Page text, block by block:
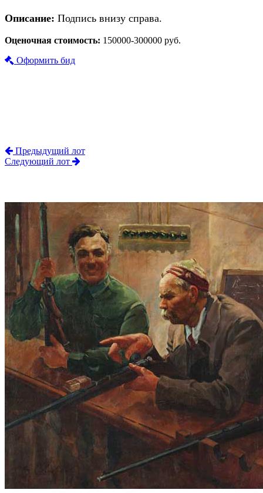
Описание: Подпись внизу справа.
Оценочная стоимость: 150000-300000 руб.
Оформить бид
Предыдущий лот
Следующий лот